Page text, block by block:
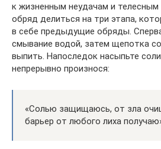
к жизненным неудачам и
обряд делиться на три этапа,
в себе предыдущие обряды.
смывание водой, затем щепотка
выпить. Напоследок насыпьте
непрерывно произнося:
«Солью защищаюсь, от зла
барьер от любого лиха